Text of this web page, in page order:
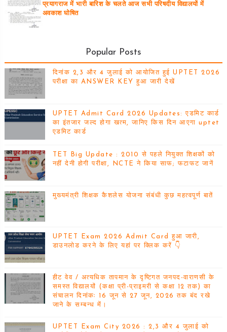
प्रयागराज में भारी बारिश के चलते आज सभी परिषदीय विद्यालयों में
अवकाश घोषित
Popular Posts
दिनांक 2,3 और 4 जुलाई को आयोजित हुई UPTET 2026
परीक्षा का ANSWER KEY हुआ जारी देखें
UPTET Admit Card 2026 Updates: एडमिट कार्ड
का इंतजार जल्द होगा खत्म, जानिए किस दिन आएगा uptet
एडमिट कार्ड
TET Big Update : 2010 से पहले नियुक्त शिक्षकों को
नहीं देनी होगी परीक्षा, NCTE ने किया साफ; फटाफट जानें
मुख्यमंत्री शिक्षक कैशलेस योजना संबंधी कुछ महत्वपूर्ण बातें
UPTET Exam 2026 Admit Card हुआ जारी,
डाउनलोड करने के लिए यहां पर क्लिक करें 👇
हीट वेव / अत्यधिक तापमान के दृष्टिगत जनपद-वाराणसी के
समस्त विद्यालयों (कक्षा प्री-प्राइमरी से कक्षा 12 तक) का
संचालन दिनांकः 16 जून से 27 जून, 2026 तक बंद रखे
जाने के सम्बन्ध में।
UPTET Exam City 2026 : 2,3 और 4 जुलाई को